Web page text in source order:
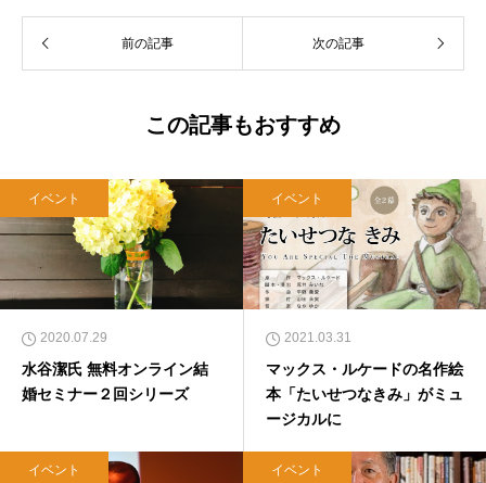
前の記事 次の記事
この記事もおすすめ
イベント
2020.07.29
水谷潔氏 無料オンライン結
婚セミナー２回シリーズ
イベント
2021.03.31
マックス・ルケードの名作絵
本「たいせつなきみ」がミュ
ージカルに
イベント イベント